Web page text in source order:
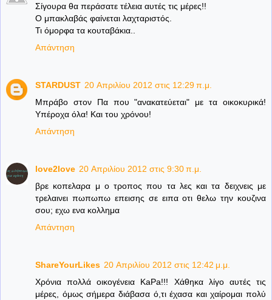
Σίγουρα θα περάσατε τέλεια αυτές τις μέρες!!
Ο μπακλαβάς φαίνεται λαχταριστός.
Τι όμορφα τα κουταβάκια..
Απάντηση
STARDUST 20 Απριλίου 2012 στις 12:29 π.μ.
Μπράβο στον Πα που "ανακατεύεται" με τα οικοκυρικά!
Υπέροχα όλα! Και του χρόνου!
Απάντηση
love2love 20 Απριλίου 2012 στις 9:30 π.μ.
βρε κοπελαρα μ ο τροπος που τα λες και τα δειχνεις με
τρελαινει πωπωπω επεισης σε ειπα οτι θελω την κουζινα
σου; εχω ενα κολλημα
Απάντηση
ShareYourLikes 20 Απριλίου 2012 στις 12:42 μ.μ.
Χρόνια πολλά οικογένεια KaPa!!! Χάθηκα λίγο αυτές τις
μέρες, όμως σήμερα διάβασα ό,τι έχασα και χαίρομαι πολύ